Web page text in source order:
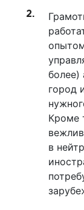
более)
город
Кроме
в